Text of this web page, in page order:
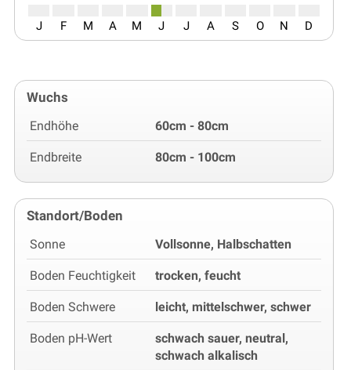
J F M A M J J A S O N D
Wuchs
Endhöhe 60cm - 80cm
Endbreite 80cm - 100cm
Standort/Boden
Sonne Vollsonne, Halbschatten
Boden Feuchtigkeit trocken, feucht
Boden Schwere leicht, mittelschwer, schwer
Boden pH-Wert
schwach sauer, neutral,
schwach alkalisch